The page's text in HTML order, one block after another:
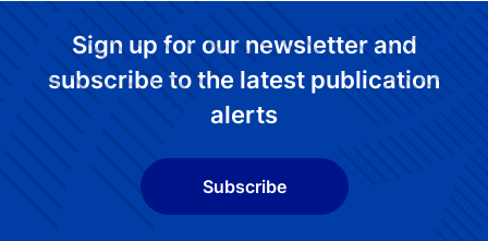
Sign up for our newsletter and
subscribe to the latest publication
alerts
Subscribe